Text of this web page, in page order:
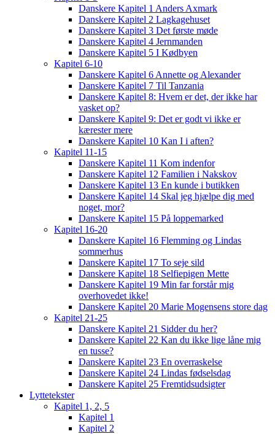
Danskere Kapitel 1 Anders Axmark
Danskere Kapitel 2 Lagkagehuset
Danskere Kapitel 3 Det første møde
Danskere Kapitel 4 Jernmanden
Danskere Kapitel 5 I Kødbyen
Kapitel 6-10
Danskere Kapitel 6 Annette og Alexander
Danskere Kapitel 7 Til Tanzania
Danskere Kapitel 8: Hvem er det, der ikke har
vasket op?
Danskere Kapitel 9: Det er godt vi ikke er
kærester mere
Danskere Kapitel 10 Kan I i aften?
Kapitel 11-15
Danskere Kapitel 11 Kom indenfor
Danskere Kapitel 12 Familien i Nakskov
Danskere Kapitel 13 En kunde i butikken
Danskere Kapitel 14 Skal jeg hjælpe dig med
noget, mor?
Danskere Kapitel 15 På loppemarked
Kapitel 16-20
Danskere Kapitel 16 Flemming og Lindas
sommerhus
Danskere Kapitel 17 To seje sild
Danskere Kapitel 18 Selfiepigen Mette
Danskere Kapitel 19 Min far forstår mig
overhovedet ikke!
Danskere Kapitel 20 Marie Mogensens store dag
Kapitel 21-25
Danskere Kapitel 21 Sidder du her?
Danskere Kapitel 22 Kan du ikke lige låne mig
en tusse?
Danskere Kapitel 23 En overraskelse
Danskere Kapitel 24 Lindas fødselsdag
Danskere Kapitel 25 Fremtidsudsigter
Lyttetekster
Kapitel 1, 2, 5
Kapitel 1
Kapitel 2